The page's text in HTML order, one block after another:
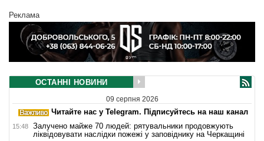
Реклама
ОСТАННІ НОВИНИ
09 серпня 2026
Читайте нас у Telegram. Підписуйтесь на наш канал
15:48
Залучено майже 70 людей: рятувальники продовжують
ліквідовувати наслідки пожежі у заповіднику на Черкащині